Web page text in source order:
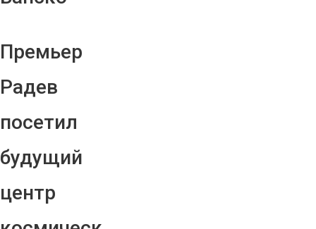
Премьер
Радев
посетил
будущий
центр